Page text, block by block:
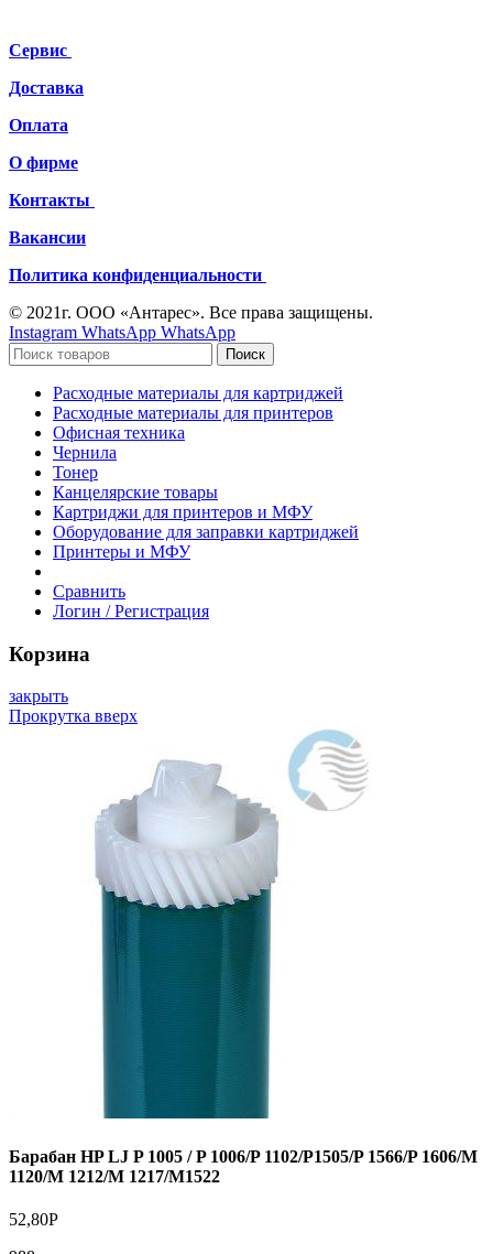
Сервис
Доставка
Оплата
О фирме
Контакты
Вакансии
Политика конфиденциальности
© 2021г. ООО «Антарес». Все права защищены.
Instagram WhatsApp WhatsApp
Поиск
Расходные материалы для картриджей
Расходные материалы для принтеров
Офисная техника
Чернила
Тонер
Канцелярские товары
Картриджи для принтеров и МФУ
Оборудование для заправки картриджей
Принтеры и МФУ
Сравнить
Логин / Регистрация
Корзина
закрыть
Прокрутка вверх
Барабан HP LJ P 1005 / P 1006/P 1102/P1505/P 1566/P 1606/M
1120/M 1212/M 1217/M1522
52,80Р